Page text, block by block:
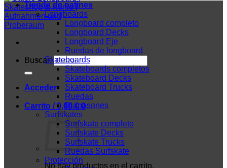
Buscar:
Acceder
Carrito /0,00€ 0
No hay productos en el carrito.
Tienda de patines
Longboards
Longboard completo
Longboard Decks
Longboard Eje
Ruedas de longboard
Skateboards
Skateboards completos
Skateboard Decks
Skateboard Trucks
Ruedas
Diapasones
Surfskates
Surfskate completo
Surfskate Decks
Surfskate Trucks
Ruedas Surfskate
Protección